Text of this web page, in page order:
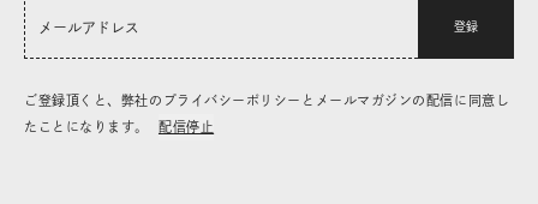
登録
ご登録頂くと、弊社のプライバシーポリシーとメールマガジンの配信に同意し
たことになります。
配信停止